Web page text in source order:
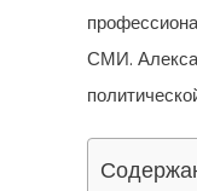
СМИ.